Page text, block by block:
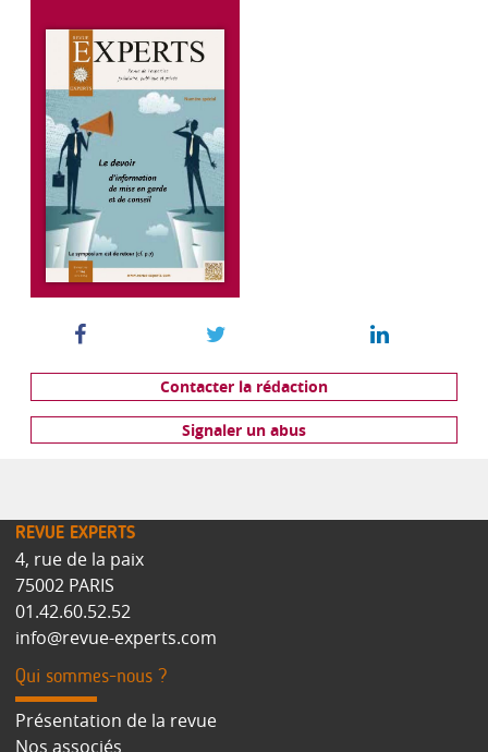
Contacter la rédaction
Signaler un abus
REVUE EXPERTS
4, rue de la paix
75002 PARIS
01.42.60.52.52
info@revue-experts.com
Qui sommes-nous ?
Présentation de la revue
Nos associés